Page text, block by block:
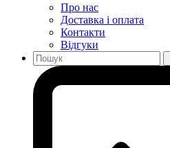
Про нас
Доставка і оплата
Контакти
Відгуки